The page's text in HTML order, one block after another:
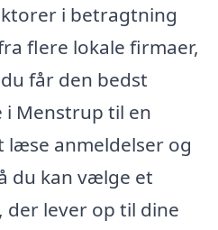
i betragtning
flere lokale firmaer,
får den bedst
i Menstrup til en
læse anmeldelser og
du kan vælge et
lever op til dine